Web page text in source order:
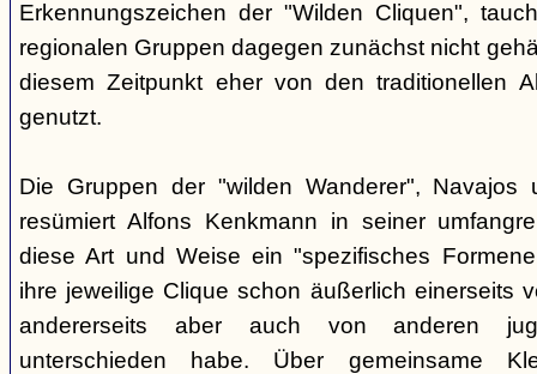
Erkennungszeichen der "Wilden Cliquen",
regionalen Gruppen dagegen zunächst nicht
diesem Zeitpunkt eher von den traditionellen
genutzt.
Die Gruppen der "wilden Wanderer", Navajos
resümiert Alfons Kenkmann in seiner
diese Art und Weise ein "spezifisches
ihre jeweilige Clique schon äußerlich einerseits
andererseits aber auch von anderen
unterschieden habe. Über gemeinsame